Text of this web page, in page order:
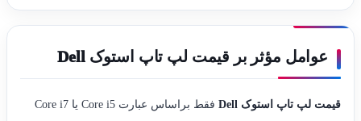
عوامل مؤثر بر قیمت لپ تاپ استوک Dell
قیمت لپ تاپ استوک Dell
فقط براساس عبارت Core i5 یا Core i7